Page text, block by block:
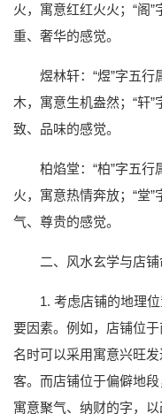
火，寓意红红火火；“阁
重、奢华的感觉。
煜林轩：“煜”字五行
木，寓意生机盎然；“轩
致、品味的感觉。
柏焰堂：“柏”字五行
火，寓意热情奔放；“堂
气、尊贵的感觉。
二、风水玄学与店铺
1. 考虑店铺的地理
要因素。例如，店铺位
名时可以采用寓意兴旺
客。而店铺位于偏僻地
寓意聚气、纳财的字，以